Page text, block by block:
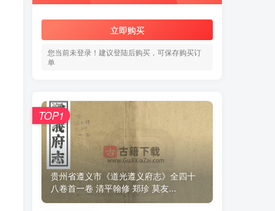
立即购买
您当前未登录！建议登陆后购买，可保存购买订
单
贵州省遵义市《道光遵义府志》全四十
八卷首一卷 清平翰修 郑珍 莫友...
TOP1
立即购买
您当前未登录！建议登陆后购买，可保存购买订
单
贵州省遵义市《道光遵义府志》全四十
八卷首一卷 清平翰修 郑珍 莫友...
TOP1